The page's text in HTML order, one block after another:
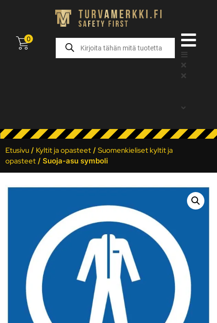
0
Etusivu / Kyltit ja opasteet /Suomenkieliset kyltit ja
opasteet / Suoja-asu symboli